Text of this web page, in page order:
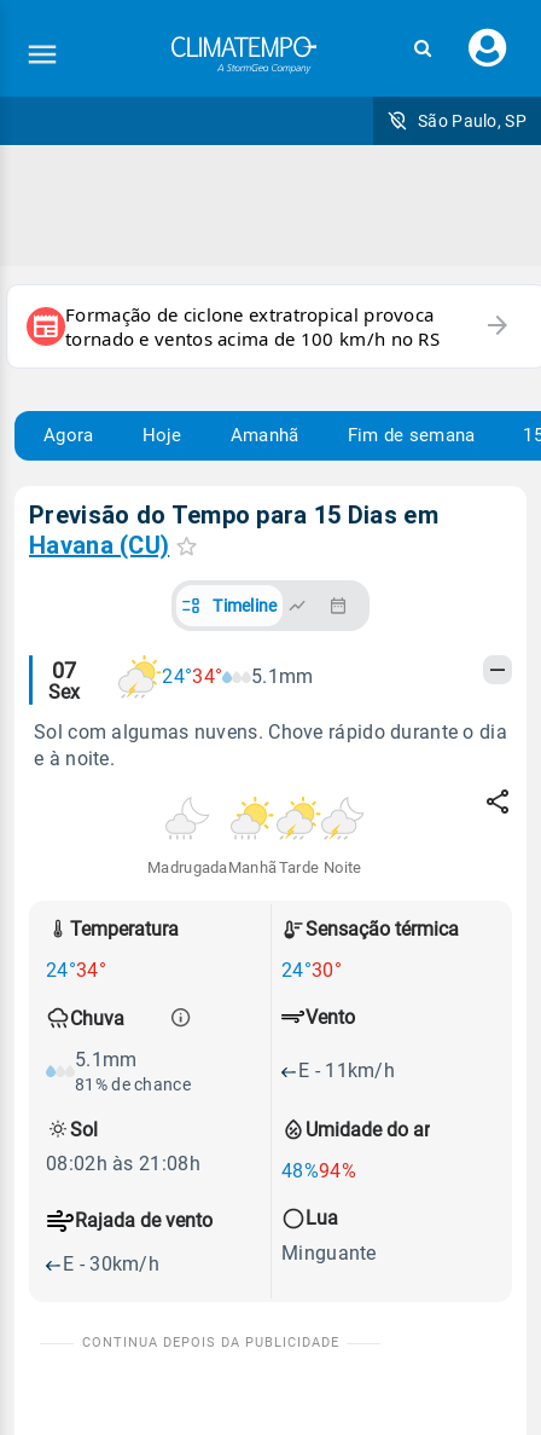
seu
São Paulo, SP
newspaper Formação de ciclone extratropical provoca
tornado e ventos acima de 100 km/h no RS
arrow_forward
Agora Hoje Amanhã Fim de semana
Previsão do Tempo para 15 Dias em
Havana (CU)
Timeline
Alertas
meteorológicos
07
Sex
24°34° 5.1mm
Sol com algumas nuvens. Chove rápido durante o dia
e à noite.
Madrugada Manhã Tarde Noite
Temperatura
24°34°
Sensação térmica
24°30°
Chuva
5.1mm
81% de chance
Umidade do ar
48%94%
Vento
E - 11km/h
Rajada de vento
E - 30km/h
Sol
08:02h às 21:08h
Lua
Minguante